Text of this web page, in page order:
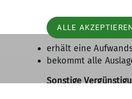
Finanzielle
Der*Die
erhält eine
bekommt alle
Sonstige
ALLE